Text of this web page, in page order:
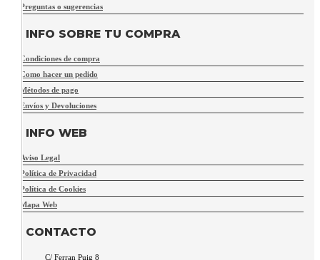
Preguntas o sugerencias
INFO SOBRE TU COMPRA
Condiciones de compra
Como hacer un pedido
Métodos de pago
Envíos y Devoluciones
INFO WEB
Aviso Legal
Política de Privacidad
Política de Cookies
Mapa Web
CONTACTO
C/ Ferran Puig 8